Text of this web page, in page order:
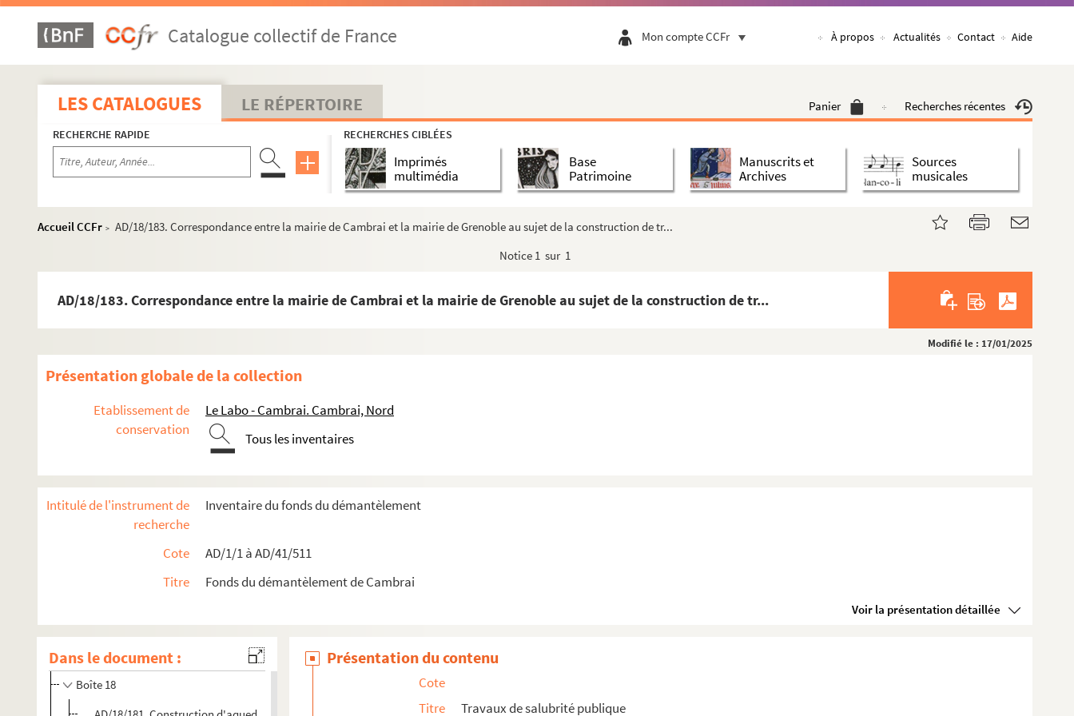
Catalogue collectif de France Mon compte CCFr À propos Actualités Contact Aide
LES CATALOGUES LE RÉPERTOIRE Panier Recherches récentes
RECHERCHE RAPIDE RECHERCHES CIBLÉES
Imprimés
multimédia
Base
Patrimoine
Manuscrits et
Archives
Sources
musicales
Accueil CCFr > AD/18/183. Correspondance entre la mairie de Cambrai et la mairie de Grenoble au sujet de la construction de tr...
Notice 1 sur 1
AD/18/183. Correspondance entre la mairie de Cambrai et la mairie de Grenoble au sujet de la construction de tr...
Modifié le : 17/01/2025
Présentation globale de la collection
Etablissement de
conservation
Le Labo - Cambrai. Cambrai, Nord
Tous les inventaires
Intitulé de l'instrument de
recherche
Inventaire du fonds du démantèlement
Cote
AD/1/1 à AD/41/511
Titre
Fonds du démantèlement de Cambrai
Voir la présentation détaillée
Dans le document :
Bâtiments communaux
Travaux de salubrité publique
Boîte 17
Boîte 18
Présentation du contenu
Cote
Titre
Travaux de salubrité publique